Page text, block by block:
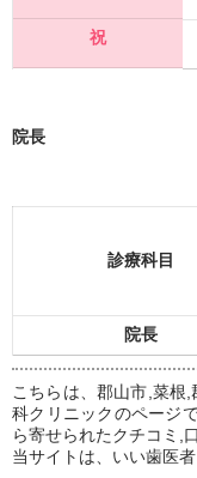
祝
院長
診療科目
院長
こちらは、郡山市,菜根
科クリニックのページ
ら寄せられたクチコミ,
当サイトは、いい歯医